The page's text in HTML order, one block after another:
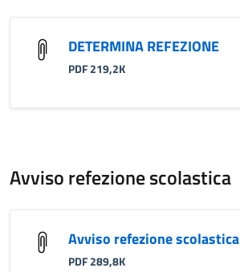
DETERMINA REFEZIONE
PDF 219,2K
Avviso refezione scolastica
Avviso refezione scolastica
PDF 289,8K